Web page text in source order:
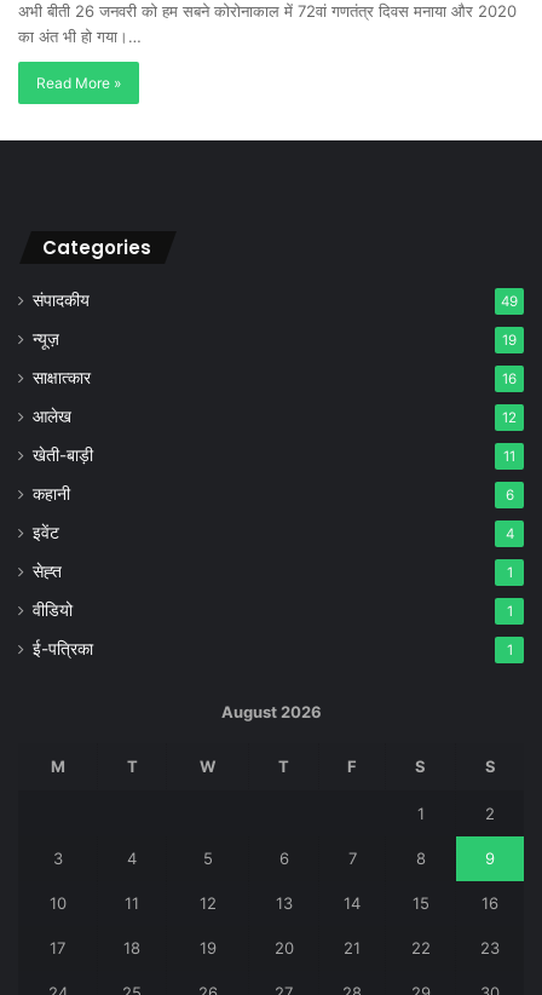
अभी बीती 26 जनवरी को हम सबने कोरोनाकाल में 72वां गणतंत्र दिवस मनाया और 2020
का अंत भी हो गया।…
Read More »
Categories
संपादकीय 49
न्यूज़ 19
साक्षात्कार 16
आलेख 12
खेती-बाड़ी 11
कहानी 6
इवेंट 4
सेह्त 1
वीडियो 1
ई-पत्रिका 1
August 2026
M T W T F S S
1 2
3 4 5 6 7 8 9
10 11 12 13 14 15 16
17 18 19 20 21 22 23